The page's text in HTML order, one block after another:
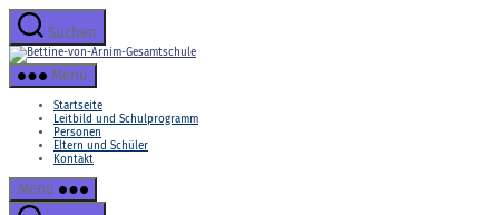
Zum
Inhalt
springenSuchen
Bettine-
Menü
Startseite
Leitbild und Schulprogramm
Personen
Eltern und Schüler
Kontakt
Menü